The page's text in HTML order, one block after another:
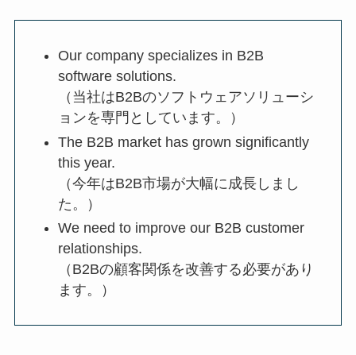
Our company specializes in B2B
software solutions.
（当社はB2Bのソフトウェアソリューシ
ョンを専門としています。）
The B2B market has grown significantly
this year.
（今年はB2B市場が大幅に成長しまし
た。）
We need to improve our B2B customer
relationships.
（B2Bの顧客関係を改善する必要があり
ます。）